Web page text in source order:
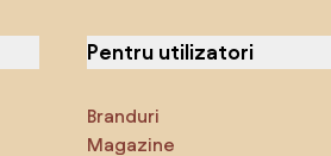
Pentru utilizatori
Branduri
Magazine